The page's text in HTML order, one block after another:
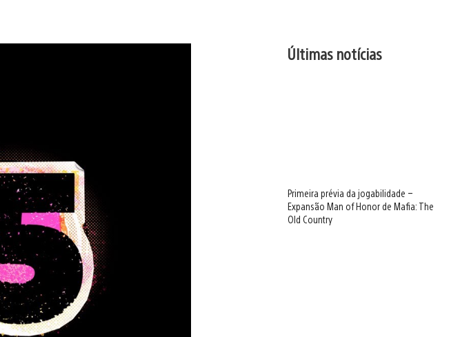
Últimas notícias
Primeira prévia da jogabilidade –
Expansão Man of Honor de Mafia: The
Old Country